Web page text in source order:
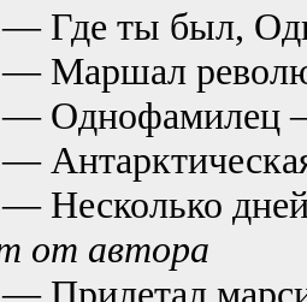
— Где ты был,
— Маршал
—
— Несколько
от автора
— Прилетал